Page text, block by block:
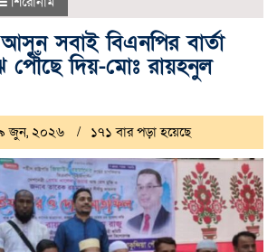
আসুন সবাই বিএনপির বার্তা
পৌঁছে দিয়-মোঃ রায়হনুল
৯ জুন, ২০২৬ ১৭১ বার পড়া হয়েছে